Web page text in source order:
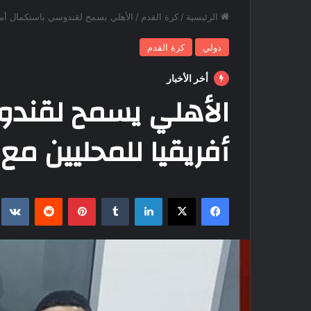
الرئيسية / كرة القدم / الأهلي يسمح لقندوسي باستكمال
دولي كرة القدم
أخر الأخبار
الأهلي يسمح
أفريقيا للمحليين مع
فيسبوك ‫X لينكدإن بينتيريست